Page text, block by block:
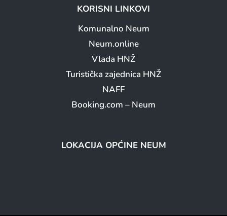
KORISNI LINKOVI
Komunalno Neum
Neum.online
Vlada HNŽ
Turistička zajednica HNŽ
NAFF
Booking.com – Neum
LOKACIJA OPĆINE NEUM